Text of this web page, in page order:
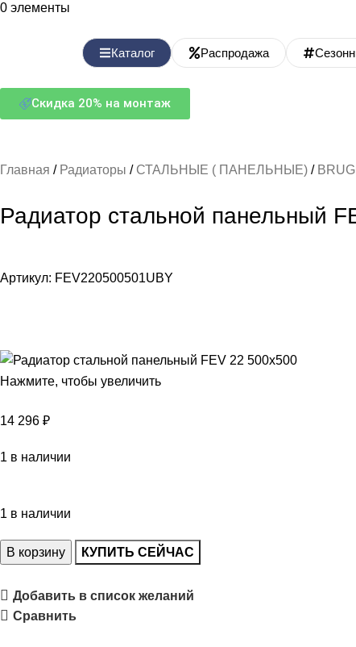
0 элементы
Каталог Распродажа
Скидка 20% на монтаж
Главная Радиаторы СТАЛЬНЫЕ ( ПАНЕЛЬНЫЕ)
Радиатор стальной панельный
Артикул: FEV220500501UBY
Нажмите, чтобы увеличить
14 296 ₽
1 в наличии
1 в наличии
В корзину КУПИТЬ СЕЙЧАС
Добавить в список желаний
Сравнить